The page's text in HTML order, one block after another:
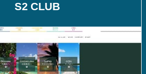
S2 CLUB